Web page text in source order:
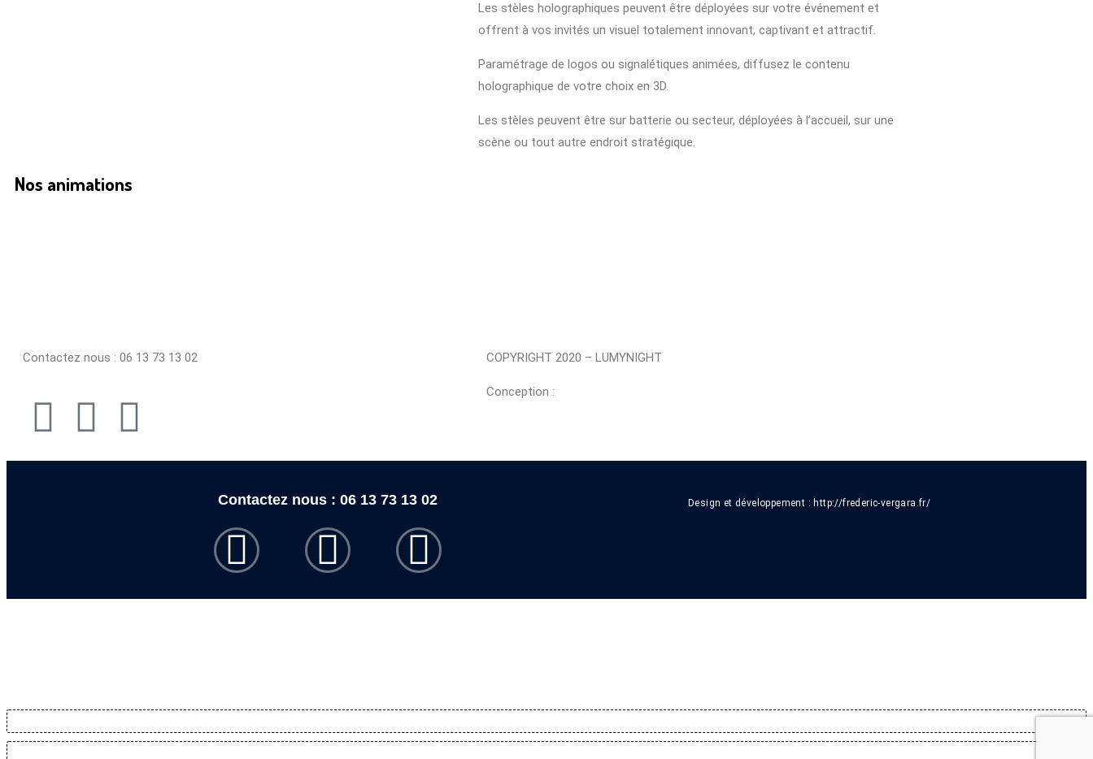
Les stèles holographiques peuvent être déployées sur votre événement et
offrent à vos invités un visuel totalement innovant, captivant et attractif.
Paramétrage de logos ou signalétiques animées, diffusez le contenu
holographique de votre choix en 3D.
Les stèles peuvent être sur batterie ou secteur, déployées à l’accueil, sur une
scène ou tout autre endroit stratégique.
Nos animations
Contactez nous : 06 13 73 13 02 COPYRIGHT 2020 – LUMYNIGHT
Conception :
Contactez nous : 06 13 73 13 02 Design et développement : http://frederic-vergara.fr/